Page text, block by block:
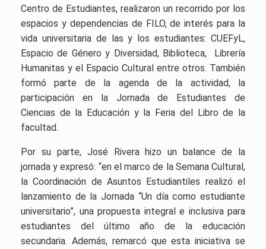
Centro de Estudiantes, realizaron un recorrido por los
espacios y dependencias de FILO, de interés para la
vida universitaria de las y los estudiantes: CUEFyL,
Espacio de Género y Diversidad, Biblioteca, Librería
Humanitas y el Espacio Cultural entre otros. También
formó parte de la agenda de la actividad, la
participación en la Jornada de Estudiantes de
Ciencias de la Educación y la Feria del Libro de la
facultad.
Por su parte, José Rivera hizo un balance de la
jornada y expresó: “en el marco de la Semana Cultural,
la Coordinación de Asuntos Estudiantiles realizó el
lanzamiento de la Jornada “Un día como estudiante
universitario”, una propuesta integral e inclusiva para
estudiantes del último año de la educación
secundaria. Además, remarcó que esta iniciativa se